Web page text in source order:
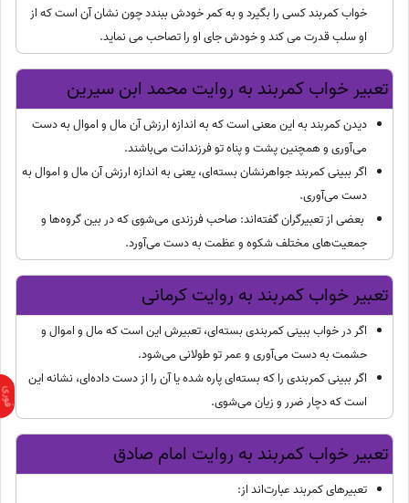
خواب کمربند کسی را بگیرد و به کمر خودش ببندد چون نشان آن است که از
او سلب قدرت می کند و خودش جای او را تصاحب می نماید.
تعبیر خواب کمربند به روایت محمد ابن سیرین
دیدن کمربند به این معنی است که به اندازه ارزش آن مال و اموال به دست
می‌آوری و همچنین پشت و پناه تو فرزندانت می‌باشند.
اگر ببینی کمربند جواهرنشان بسته‌ای، یعنی به اندازه ارزش آن مال و اموال به
دست می‌آوری.
‌‌‌‌‌ بعضی از تعبیرگران گفته‌اند: صاحب فرزندی می‌شوی که در بین گروه‌ها و
جمعیت‌های مختلف شکوه و عظمت به دست می‌آورد.
تعبیر خواب کمربند به روایت کرمانی
اگر در خواب ببینی کمربندی بسته‌ای، تعبیرش این است که مال و اموال و
حشمت به دست می‌آوری و عمر تو طولانی می‌شود.
اگر ببینی کمربندی را که بسته‌ای پاره شده یا آن را از دست داده‌ای، نشانه این
است که دچار ضرر و زیان می‌شوی.
تعبیر خواب کمربند به روایت امام صادق
تعبیرهای کمربند عبارت‌اند از: